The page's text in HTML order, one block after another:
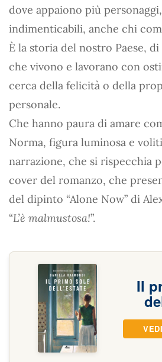
dove appaiono più
indimenticabili, anche chi
È la storia del nostro Paese,
che vivono e lavorano con
cerca della felicità o della
personale.
Che hanno paura di amare
Norma, figura luminosa e
narrazione, che si rispecchia
cover del romanzo, che
del dipinto “Alone Now” di
“L’è malmustosa!”.
Il